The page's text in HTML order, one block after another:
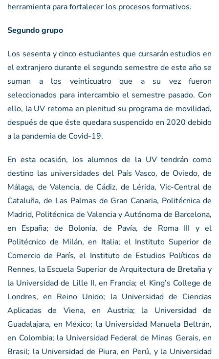
herramienta para fortalecer los procesos formativos.
Segundo grupo
Los sesenta y cinco estudiantes que cursarán estudios en
el extranjero durante el segundo semestre de este año se
suman a los veinticuatro que a su vez fueron
seleccionados para intercambio el semestre pasado. Con
ello, la UV retoma en plenitud su programa de movilidad,
después de que éste quedara suspendido en 2020 debido
a la pandemia de Covid-19.
En esta ocasión, los alumnos de la UV tendrán como
destino las universidades del País Vasco, de Oviedo, de
Málaga, de Valencia, de Cádiz, de Lérida, Vic-Central de
Cataluña, de Las Palmas de Gran Canaria, Politécnica de
Madrid, Politécnica de Valencia y Autónoma de Barcelona,
en España; de Bolonia, de Pavía, de Roma III y el
Politécnico de Milán, en Italia; el Instituto Superior de
Comercio de París, el Instituto de Estudios Políticos de
Rennes, la Escuela Superior de Arquitectura de Bretaña y
la Universidad de Lille II, en Francia; el King’s College de
Londres, en Reino Unido; la Universidad de Ciencias
Aplicadas de Viena, en Austria; la Universidad de
Guadalajara, en México; la Universidad Manuela Beltrán,
en Colombia; la Universidad Federal de Minas Gerais, en
Brasil; la Universidad de Piura, en Perú, y la Universidad